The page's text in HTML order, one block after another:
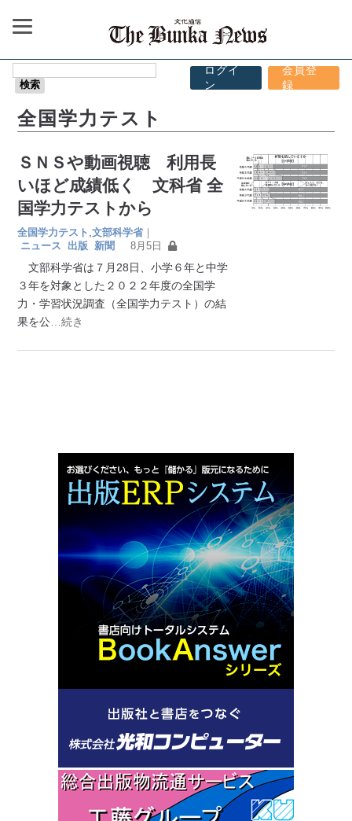
ログイ
ン
会員登
録
全国学力テスト
ＳＮＳや動画視聴 利用長
いほど成績低く 文科省 全
国学力テストから
全国学力テスト ,文部科学省｜
ニュース
出版 新聞 8月5日
文部科学省は７月28日、小学６年と中学
３年を対象とした２０２２年度の全国学
力・学習状況調査（全国学力テスト）の結
果を公 …続き